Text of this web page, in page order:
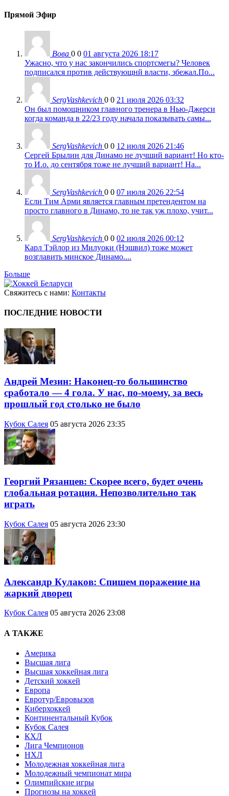
Прямой Эфир
Вова 0 0 01 августа 2026 18:17
Ужасно, что у нас закончились спортсмегы? Человек
подписался против действующнй власти, збежал.По...
SergVashkevich 0 0 21 июля 2026 03:32
Он был помощником главного тренера в Нью-Джерси
когда команда в 22/23 году начала показывать самы...
SergVashkevich 0 0 12 июля 2026 21:46
Сергей Брылин для Динамо не лучший вариант! Но кто-
то И.о. до сентября тоже не лучший вариант! На...
SergVashkevich 0 0 07 июля 2026 22:54
Если Тим Арми является главным претендентом на
просто главного в Динамо, то не так уж плохо, учит...
SergVashkevich 0 0 02 июля 2026 00:12
Карл Тэйлор из Милуоки (Нэшвил) тоже может
возглавить минское Динамо....
Больше
Свяжитесь с нами: Контакты
ПОСЛЕДНИЕ НОВОСТИ
Андрей Мезин: Наконец-то большинство
сработало — 4 гола. У нас, по-моему, за весь
прошлый год столько не было
Кубок Салея 05 августа 2026 23:35
Георгий Рязанцев: Скорее всего, будет очень
глобальная ротация. Непозволительно так
играть
Кубок Салея 05 августа 2026 23:30
Александр Кулаков: Спишем поражение на
жаркий дворец
Кубок Салея 05 августа 2026 23:08
А ТАКЖЕ
Америка
Высшая лига
Высшая хоккейная лига
Детский хоккей
Европа
Евротур/Евровызов
Киберхоккей
Континентальный Кубок
Кубок Салея
КХЛ
Лига Чемпионов
НХЛ
Молодежная хоккейная лига
Молодежный чемпионат мира
Олимпийские игры
Прогнозы на хоккей